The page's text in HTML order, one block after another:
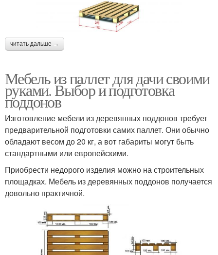
читать дальше →
Мебель из паллет для дачи своими
руками. Выбор и подготовка
поддонов
Изготовление мебели из деревянных поддонов требует
предварительной подготовки самих паллет. Они обычно
обладают весом до 20 кг, а вот габариты могут быть
стандартными или европейскими.
Приобрести недорого изделия можно на строительных
площадках. Мебель из деревянных поддонов получается
довольно практичной.